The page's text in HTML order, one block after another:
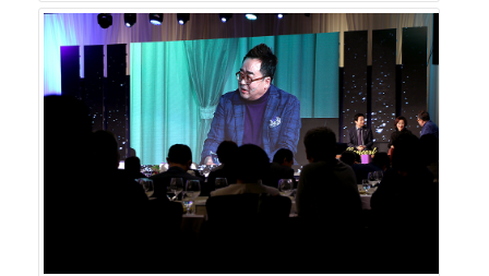
께 노력하겠다”라는 말로 청중들에게 감사의 인사를 전했
다.
또한 이날은 스타리치 어드바이져 김광열 대표에 대한 감사
패 전달식이 있었다. 김광열 대표는 대한민국 경제를 이끌
어가는 기업인들에게 기업가정신의 의미를 되새기고 기업
가정신의 중요성과 가치를 전파시키는 데 헌신적으로 후원
한 공로를 인정받아 이번 감사패를 수여받게 되었다. 그는